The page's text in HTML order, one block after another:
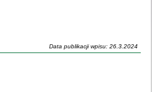
Data publikacji wpisu: 26.3.2024